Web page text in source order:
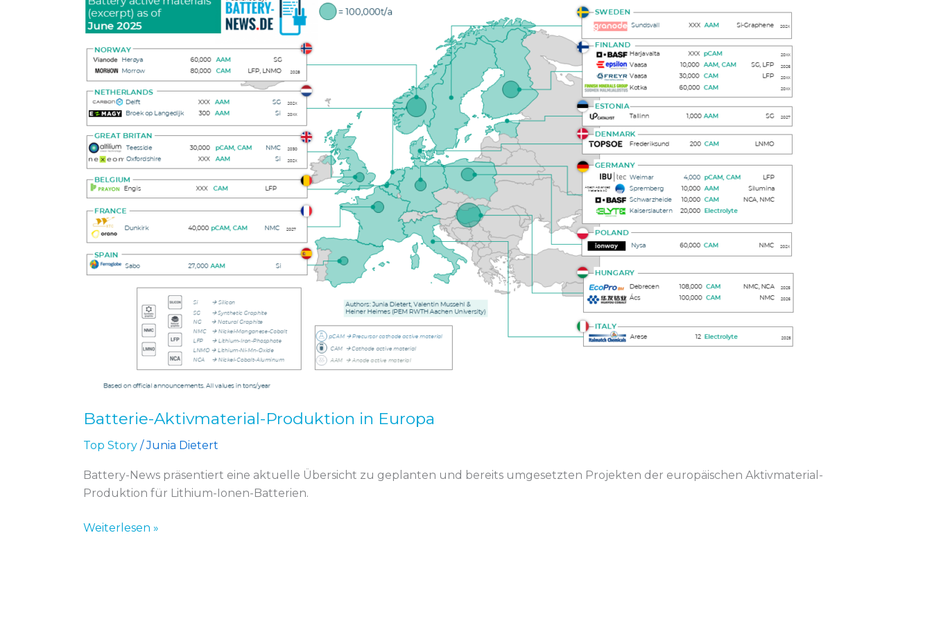
Batterie-Aktivmaterial-Produktion in Europa
Top Story /Junia Dietert
Battery-News präsentiert eine aktuelle Übersicht zu geplanten und bereits umgesetzten Projekten der europäischen Aktivmaterial-
Produktion für Lithium-Ionen-Batterien.
Aktivmaterial-
Produktion
in
Europa
Weiterlesen »